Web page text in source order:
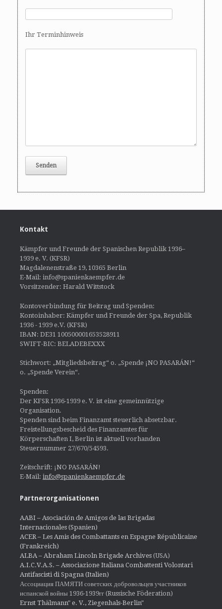
Ihr Terminhinweis
Kontakt
Kämpfer und Freunde der Spanischen Republik 1936–
1939 e. V. (KFSR)
Magdalenenstraße 19, 10365 Berlin
E-Mail: info@spanienkaempfer.de
Vorsitzender: Harald Wittstock
Kontoverbindung für Beitrag und Spenden:
Kontoinhaber: Kämpfer und Freunde der Spa, Republik
1936 - 1939 e.V. (KFSR)
IBAN: DE31 100500001653528911
SWIFT-BIC: BELADEBEXXX
Stichwort: „Mitgliedsbeitrag“ o. „Spende ¡NO PASARÁN!“
o. „Spende Verein“.
Spenden:
Der KFSR 1936-1939 e. V. ist eine gemeinnützige
Organisation.
Spenden sind beim Finanzamt steuerlich absetzbar.
Freistellungsbescheid des Finanzamtes für
Körperschaften I, Berlin ist aktuell vorhanden
Steuernummer 27/670/54593.
Zeitschrift: ¡NO PASARÁN!
E-Mail: info@spanienkaempfer.de
Partnerorganisationen
AABI – Asociación de Amigos de las Brigadas
Internacionales (Spanien)
ACER – Les Amis des Combattants en Espagne Républicaine
(Frankreich)
ALBA – Abraham Lincoln Brigade Archives (USA)
A.I.C.V.A.S. – Associazione Italiana Combattenti Volontari
Antifascisti di Spagna (Italien)
Ассоциация ПАМЯТИ советских добровольцев участников
испанской войны 1936-1939гг (Russische Föderation)
Ernst Thälmann" e. V., Ziegenhals-Berlin"